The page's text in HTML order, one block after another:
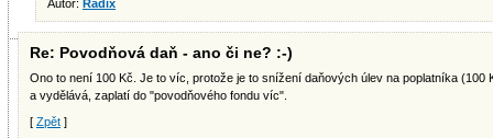
Autor: Radix
Re: Povodňová daň - ano či ne? :-)
Ono to není 100 Kč. Je to víc, protože je to snížení daňových úlev na poplatníka
a vydělává, zaplatí do "povodňového fondu víc".
[ Zpět ]